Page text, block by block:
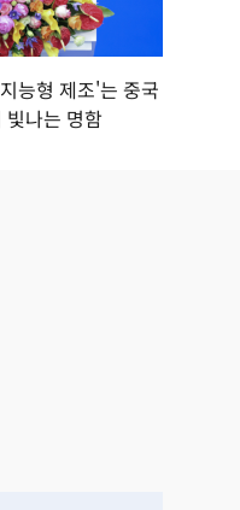
능형 제조'는 중국
빛나는 명함